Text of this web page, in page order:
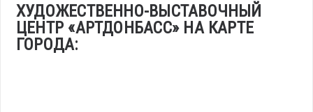
ХУДОЖЕСТВЕННО-ВЫСТАВОЧНЫЙ
ЦЕНТР «АРТДОНБАСС» НА КАРТЕ
ГОРОДА: